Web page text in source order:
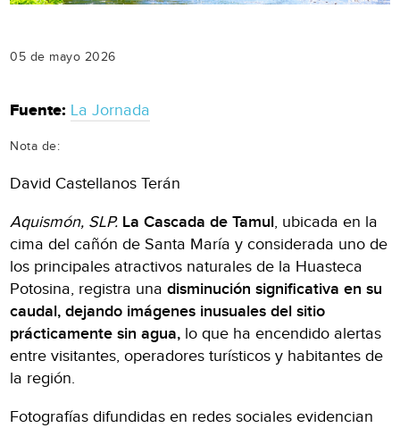
05 de mayo 2026
Fuente: La Jornada
Nota de:
David Castellanos Terán
Aquismón, SLP. La Cascada de Tamul, ubicada en la
cima del cañón de Santa María y considerada uno de
los principales atractivos naturales de la Huasteca
Potosina, registra unadisminución significativa en su
caudal, dejando imágenes inusuales del sitio
prácticamente sin agua, lo que ha encendido alertas
entre visitantes, operadores turísticos y habitantes de
la región.
Fotografías difundidas en redes sociales evidencian